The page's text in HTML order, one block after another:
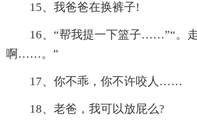
15、我爸爸在换裤子!
16、“帮我提一下篮子……”“。
啊……。”
17、你不乖，你不许咬人……
18、老爸，我可以放屁么?